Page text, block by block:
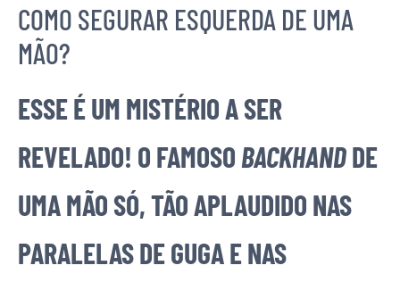
COMO SEGURAR ESQUERDA DE UMA
MÃO?
ESSE É UM MISTÉRIO A SER
REVELADO! O FAMOSO BACKHANDDE
UMA MÃO SÓ, TÃO APLAUDIDO NAS
PARALELAS DE GUGA E NAS